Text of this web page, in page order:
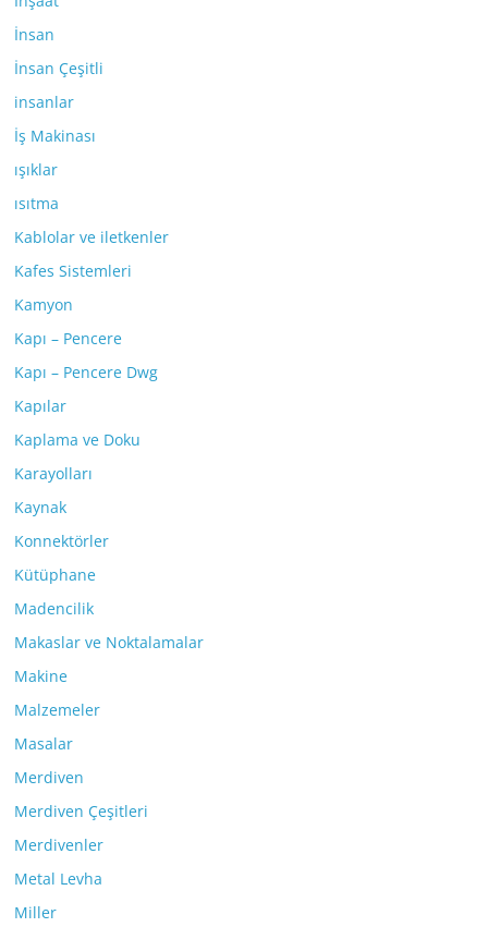
İnsan
İnsan Çeşitli
insanlar
İş Makinası
ışıklar
ısıtma
Kablolar ve iletkenler
Kafes Sistemleri
Kamyon
Kapı – Pencere
Kapı – Pencere Dwg
Kapılar
Kaplama ve Doku
Karayolları
Kaynak
Konnektörler
Kütüphane
Madencilik
Makaslar ve Noktalamalar
Makine
Malzemeler
Masalar
Merdiven
Merdiven Çeşitleri
Merdivenler
Metal Levha
Miller